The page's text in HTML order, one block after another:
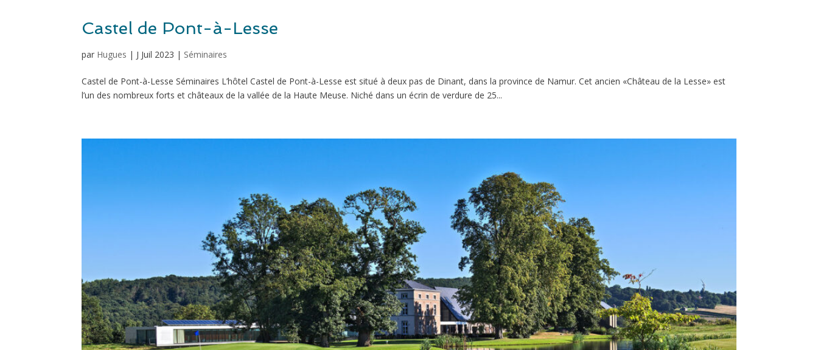
Castel de Pont-à-Lesse
par Hugues | J Juil 2023 | Séminaires
Castel de Pont-à-Lesse Séminaires L’hôtel Castel de Pont-à-Lesse est situé à deux pas de Dinant, dans la province de Namur. Cet ancien «Château de la Lesse» est
l’un des nombreux forts et châteaux de la vallée de la Haute Meuse. Niché dans un écrin de verdure de 25...